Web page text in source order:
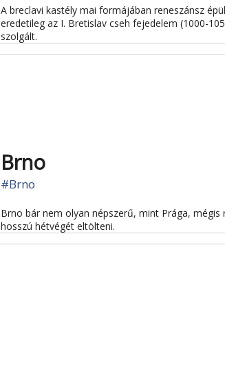
A breclavi kastély mai formájában reneszánsz
eredetileg az I. Bretislav cseh fejedelem (1000-
szolgált.
Brno
#Brno
Brno bár nem olyan népszerű, mint Prága,
hosszú hétvégét eltölteni.